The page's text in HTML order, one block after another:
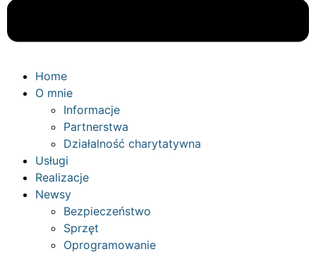
Home
O mnie
Informacje
Partnerstwa
Działalność charytatywna
Usługi
Realizacje
Newsy
Bezpieczeństwo
Sprzęt
Oprogramowanie